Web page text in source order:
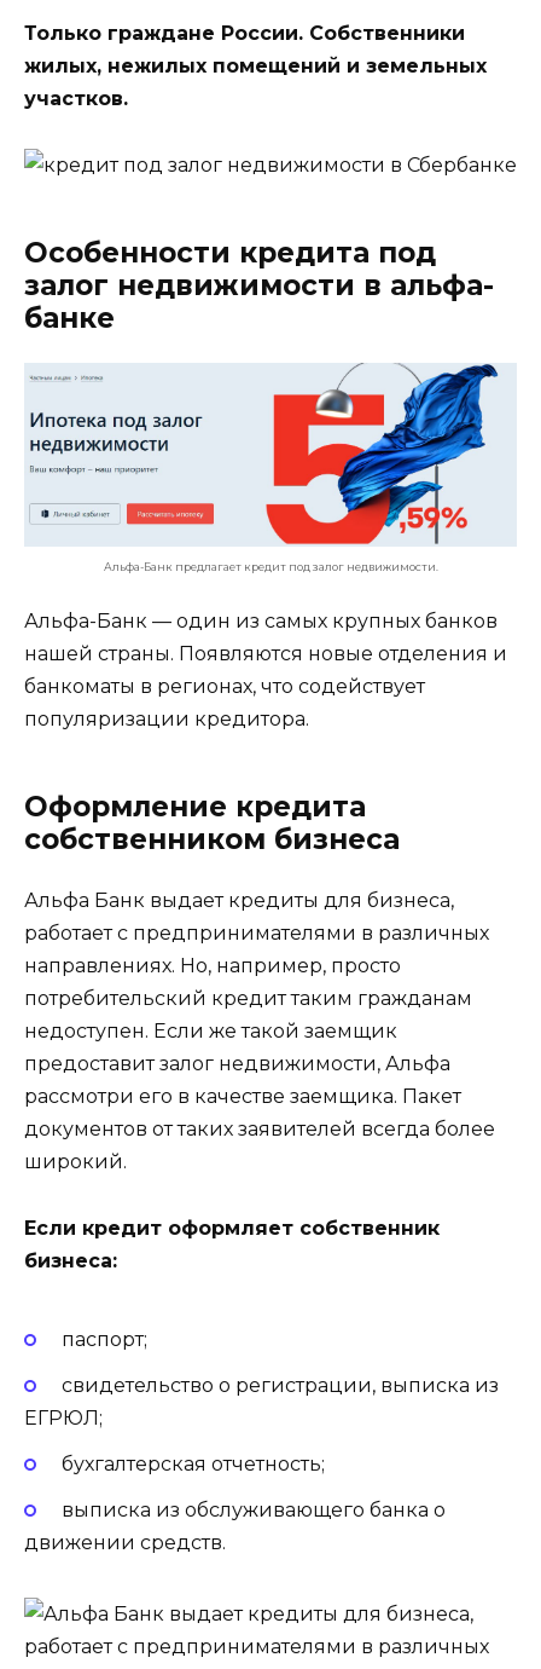
Только граждане России. Собственники
жилых, нежилых помещений и земельных
участков.
Особенности кредита под
залог недвижимости в альфа-
банке
Альфа-Банк предлагает кредит под залог недвижимости.
Альфа-Банк — один из самых крупных банков
нашей страны. Появляются новые отделения и
банкоматы в регионах, что содействует
популяризации кредитора.
Оформление кредита
собственником бизнеса
Альфа Банк выдает кредиты для бизнеса,
работает с предпринимателями в различных
направлениях. Но, например, просто
потребительский кредит таким гражданам
недоступен. Если же такой заемщик
предоставит залог недвижимости, Альфа
рассмотри его в качестве заемщика. Пакет
документов от таких заявителей всегда более
широкий.
Если кредит оформляет собственник
бизнеса:
паспорт;
свидетельство о регистрации, выписка из
ЕГРЮЛ;
бухгалтерская отчетность;
выписка из обслуживающего банка о
движении средств.